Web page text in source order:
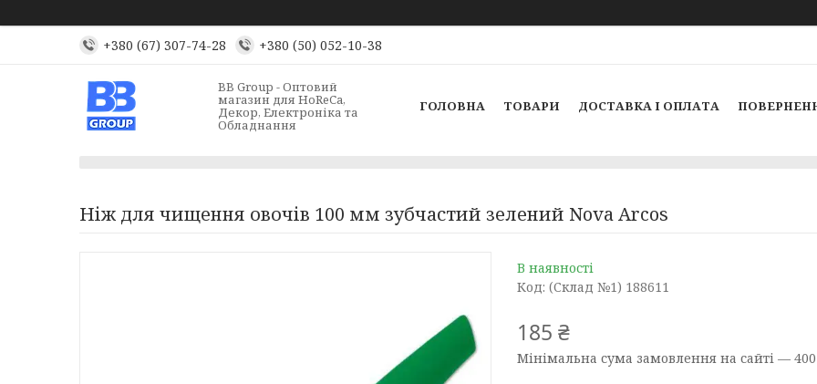
+380 (67) 307-74-28 +380 (50) 052-10-38
BB Group - Оптовий
магазин для HoReCa,
Декор, Електроніка та
Обладнання
ГОЛОВНА ТОВАРИ ДОСТАВКА І ОПЛАТА
Ніж для чищення овочів 100 мм зубчастий зелений Nova Arcos
В наявності
Код: (Склад №1) 188611
185 ₴
Мінімальна сума замовлення на сайті —